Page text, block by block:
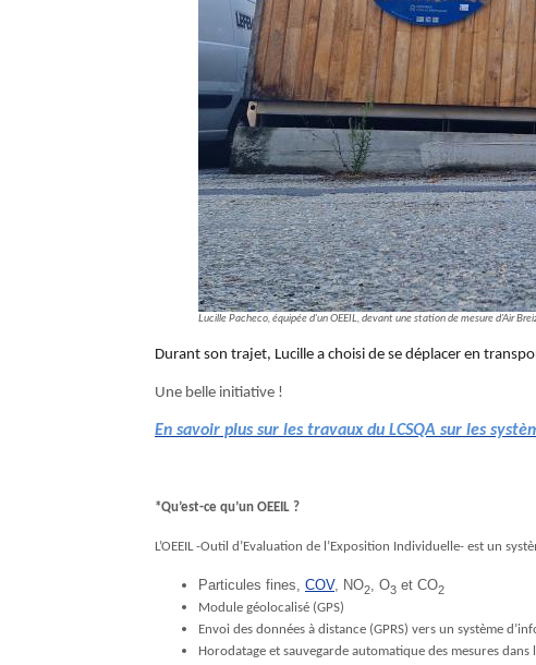
Lucille Pacheco, équipée d'un OEEIL, devant une station de mesure d'Air
Durant son trajet, Lucille a choisi de se déplacer en
Une belle initiative !
En savoir plus sur les travaux du LCSQA sur les
*Qu’est-ce qu’un OEEIL ?
L’OEEIL -Outil d’Evaluation de l’Exposition Individuelle- est un
Particules fines, COV, NO2, O3 et CO2
Module géolocalisé (GPS)
Envoi des données à distance (GPRS) vers un système
Horodatage et sauvegarde automatique des mesures dans